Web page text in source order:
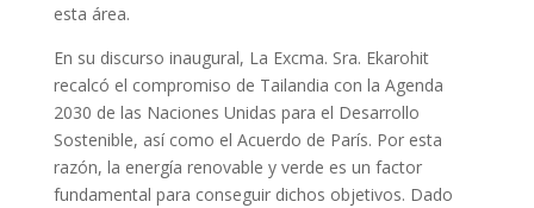
esta área.
En su discurso inaugural, La Excma. Sra. Ekarohit
recalcó el compromiso de Tailandia con la Agenda
2030 de las Naciones Unidas para el Desarrollo
Sostenible, así como el Acuerdo de París. Por esta
razón, la energía renovable y verde es un factor
fundamental para conseguir dichos objetivos. Dado